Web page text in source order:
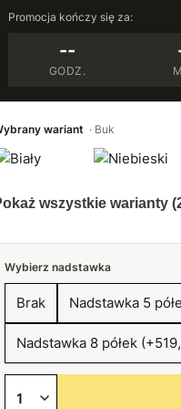
Promocja kończy się za:
--
GODZ.
wariant Buk
wszystkie warianty
Wybierz nadstawka
Brak Nadstawka 5
Nadstawka 8 półek